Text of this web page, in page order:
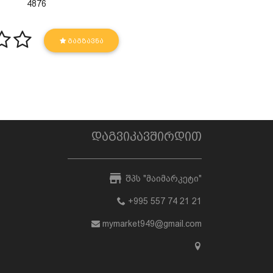
4876
ᲒᲐᲒᲖᲐᲕᲜᲐ
დაგვიკავშირდით
შპს "მაიმარკეტი"
+995 557 74 21 21
mymarket949@gmail.com